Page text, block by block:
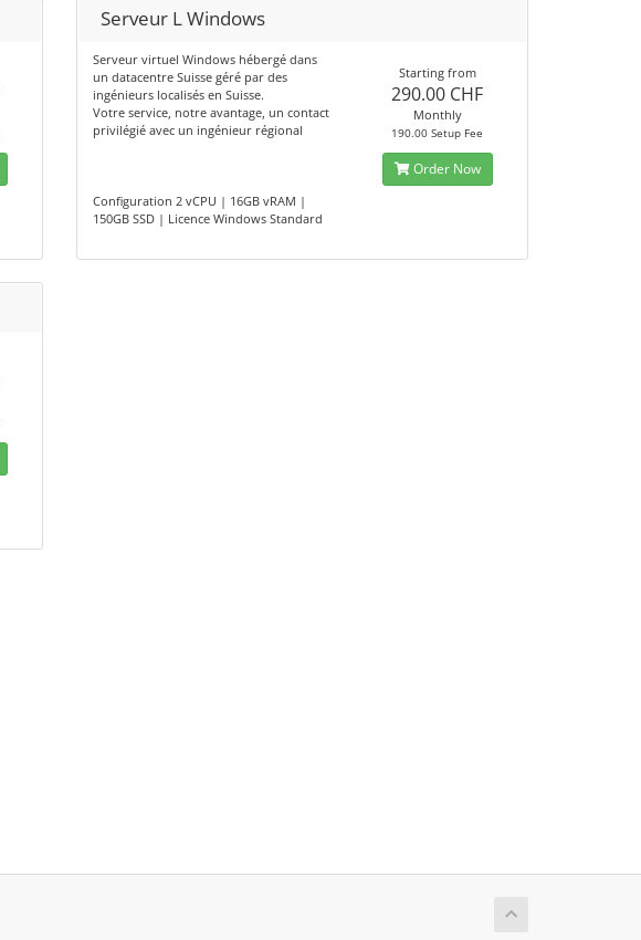
Serveur L Windows
Serveur virtuel Windows hébergé dans
un datacentre Suisse géré par des
ingénieurs localisés en Suisse.
Votre service, notre avantage, un contact
privilégié avec un ingénieur régional
Configuration 2 vCPU | 16GB vRAM |
150GB SSD | Licence Windows Standard
Starting from
290.00 CHF
Monthly
190.00 Setup Fee
Order Now